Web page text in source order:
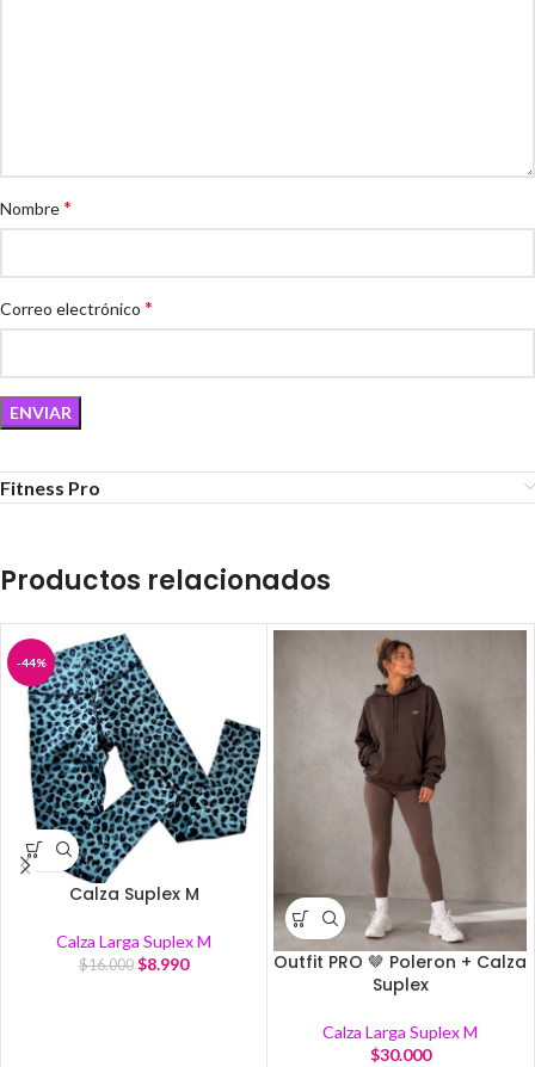
Nombre*
Correo electrónico *
Fitness Pro
Productos relacionados
-44%
Calza Suplex M
Calza Larga Suplex M
$16.000 $8.990
Outfit PRO 🤎 Poleron + Calza
Suplex
Calza Larga Suplex M
$30.000